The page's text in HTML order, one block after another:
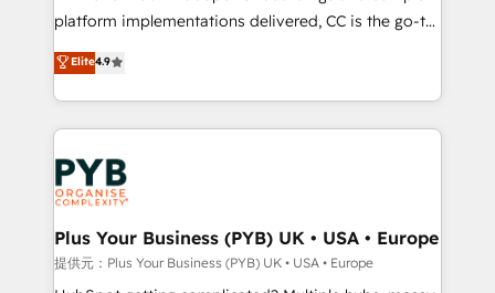
you like support in deploying your inbound
to your needs and sales objectives. With 125+
certifications, we are part of the most certified
services are offered in both English & French.
platform implementations delivered, CC is the go-to
Elite Solutions Partner for businesses ready to
migrate, replatform, and scale smarter. We specialize
in high-impact CRM and CMS migrations and
onboarding from platforms like Salesforce, NetSuite,
Zoho, Pardot, Marketo, Microsoft Dynamics, Wix,
WordPress and legacy CRMs, turning fragmented
systems into unified, growth-ready HubSpot
architectures that accelerate revenue operations and
performance. - Multi-object CRM migration, cleanup,
and implementation. - Pre-built and custom
Elite4.9
Plus Your Business (PYB) UK • USA • Europe
提供元：Plus Your Business (PYB) UK • USA • Europe